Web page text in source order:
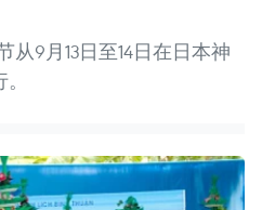
从9月13日至14日在日本神